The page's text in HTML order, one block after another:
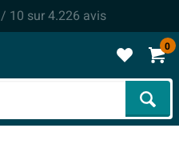
/ 10 sur4.226 avis
0